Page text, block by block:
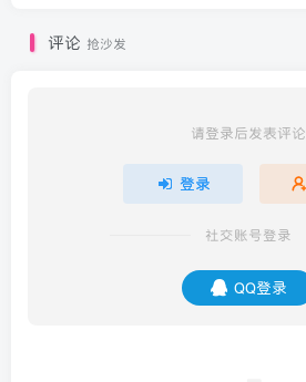
评论 抢沙发
请登录后发表评论
登录
社交账号登录
QQ登录